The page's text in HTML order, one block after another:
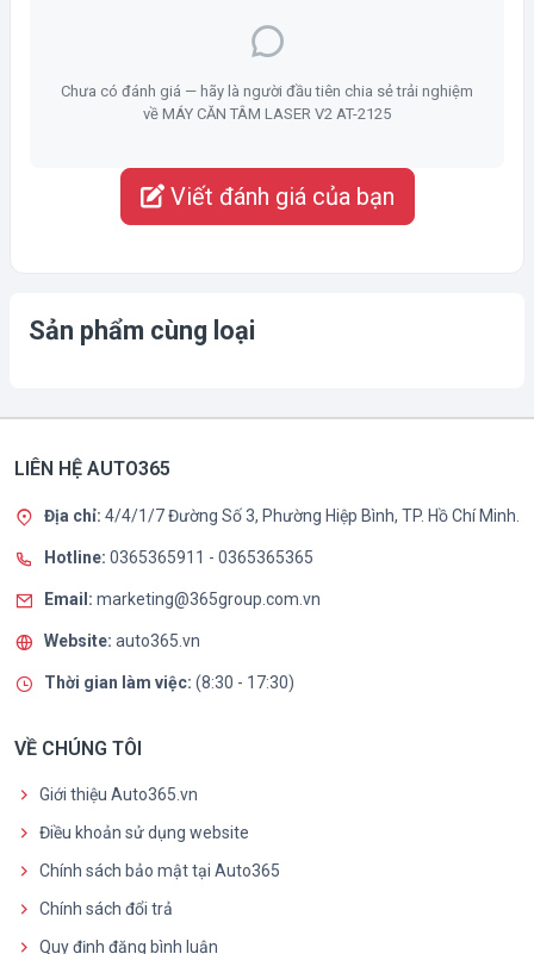
Chưa có đánh giá — hãy là người đầu tiên chia sẻ trải nghiệm
về MÁY CĂN TÂM LASER V2 AT-2125
Viết đánh giá của bạn
Sản phẩm cùng loại
LIÊN HỆ AUTO365
Địa chỉ: 4/4/1/7 Đường Số 3, Phường Hiệp Bình, TP. Hồ Chí Minh.
Hotline: 0365365911 - 0365365365
Email: marketing@365group.com.vn
Website: auto365.vn
Thời gian làm việc: (8:30 - 17:30)
VỀ CHÚNG TÔI
Giới thiệu Auto365.vn
Điều khoản sử dụng website
Chính sách bảo mật tại Auto365
Chính sách đổi trả
Quy định đăng bình luận